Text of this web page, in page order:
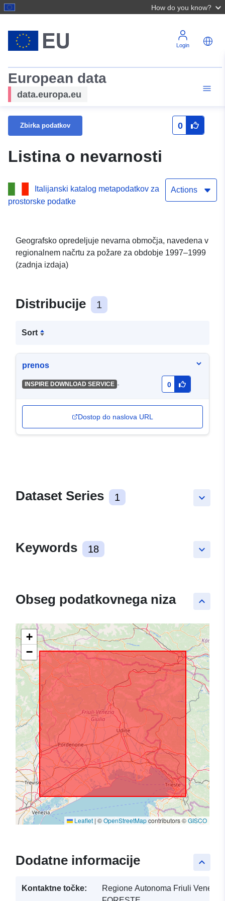
How do you know?
Login
European data
data.europa.eu
Zbirka podatkov 0
Listina o nevarnosti
Italijanski katalog metapodatkov za
prostorske podatke
Actions
Geografsko opredeljuje nevarna območja, navedena v
regionalnem načrtu za požare za obdobje 1997–1999
(zadnja izdaja)
Distribucije 1
Sort
prenos
INSPIRE DOWNLOAD SERVICE - 0
Dostop do naslova URL
keyboard_arrow_down
Dataset Series 1
keyboard_arrow_down
Keywords 18
keyboard_arrow_up
Obseg podatkovnega niza
+
−
Leaflet |©OpenStreetMapcontributors ©GISCO
keyboard_arrow_up
Dodatne informacije
Kontaktne točke:
Regione Autonoma Friuli